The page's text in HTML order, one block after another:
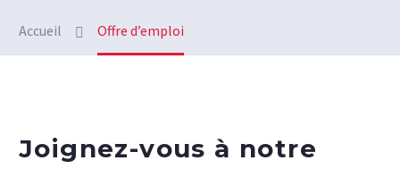
Accueil Offre d’emploi
Joignez-vous à notre